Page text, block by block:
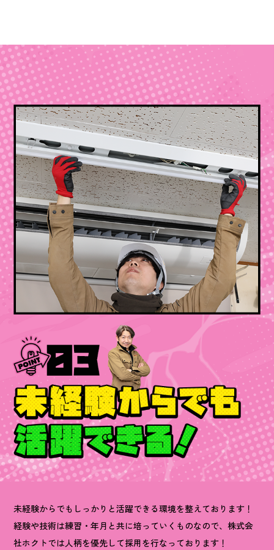
未経験からでもしっかりと活躍できる環境を整えております！
経験や技術は練習・年月と共に培っていくものなので、株式会
社ホクトでは人柄を優先して採用を行なっております！